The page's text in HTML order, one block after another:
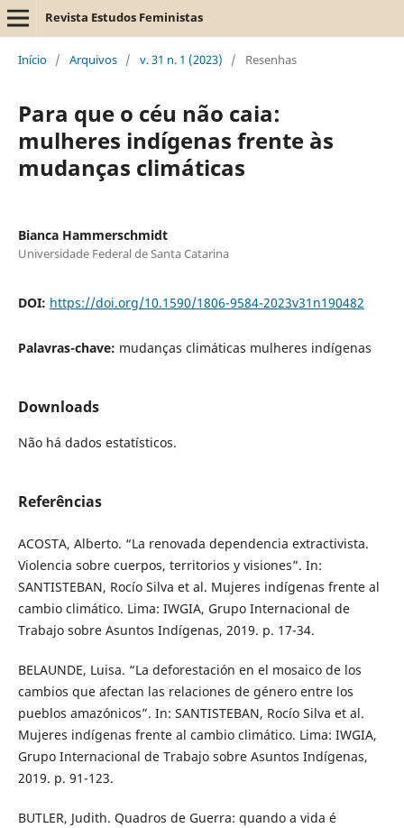
Revista Estudos Feministas
Início / Arquivos / v. 31 n. 1 (2023) / Resenhas
Para que o céu não caia:
mulheres indígenas frente às
mudanças climáticas
Bianca Hammerschmidt
Universidade Federal de Santa Catarina
DOI: https://doi.org/10.1590/1806-9584-2023v31n190482
Palavras-chave: mudanças climáticas mulheres indígenas
Downloads
Não há dados estatísticos.
Referências
ACOSTA, Alberto. “La renovada dependencia extractivista.
Violencia sobre cuerpos, territorios y visiones”. In:
SANTISTEBAN, Rocío Silva et al. Mujeres indígenas frente al
cambio climático. Lima: IWGIA, Grupo Internacional de
Trabajo sobre Asuntos Indígenas, 2019. p. 17-34.
BELAUNDE, Luisa. “La deforestación en el mosaico de los
cambios que afectan las relaciones de género entre los
pueblos amazónicos”. In: SANTISTEBAN, Rocío Silva et al.
Mujeres indígenas frente al cambio climático. Lima: IWGIA,
Grupo Internacional de Trabajo sobre Asuntos Indígenas,
2019. p. 91-123.
BUTLER, Judith. Quadros de Guerra: quando a vida é